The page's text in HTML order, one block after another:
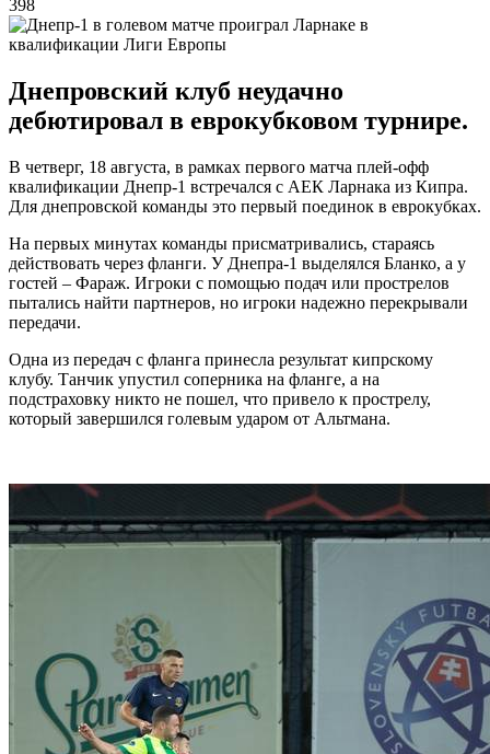
398
Днепровский клуб неудачно
дебютировал в еврокубковом турнире.
В четверг, 18 августа, в рамках первого матча плей-офф
квалификации Днепр-1 встречался с АЕК Ларнака из Кипра.
Для днепровской команды это первый поединок в еврокубках.
На первых минутах команды присматривались, стараясь
действовать через фланги. У Днепра-1 выделялся Бланко, а у
гостей – Фараж. Игроки с помощью подач или прострелов
пытались найти партнеров, но игроки надежно перекрывали
передачи.
Одна из передач с фланга принесла результат кипрскому
клубу. Танчик упустил соперника на фланге, а на
подстраховку никто не пошел, что привело к прострелу,
который завершился голевым ударом от Альтмана.